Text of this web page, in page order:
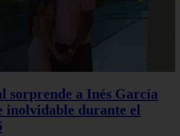
sorprende a Inés García
inolvidable durante el